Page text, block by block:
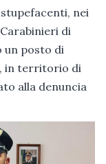
nei
di
un posto di
in territorio di
alla denuncia